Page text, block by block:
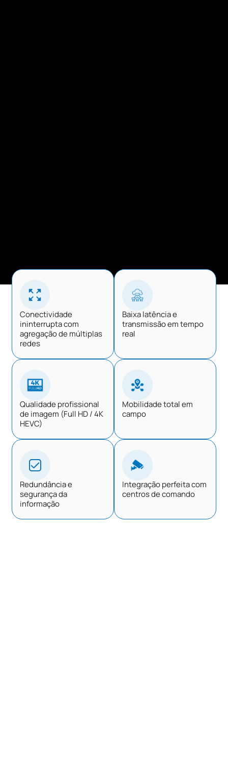
Conectividade
ininterrupta com
agregação de múltiplas
redes
Baixa latência e
transmissão em tempo
real
Qualidade profissional
de imagem (Full HD / 4K
HEVC)
Mobilidade total em
campo
Redundância e
segurança da
informação
Integração perfeita com
centros de comando